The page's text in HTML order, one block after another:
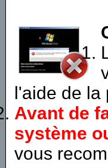
l'aide de la
Avant de
système
vous